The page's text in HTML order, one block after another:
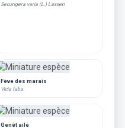
Securigera varia (L.) Lassen
Fève des marais
Vicia faba
Genêt ailé